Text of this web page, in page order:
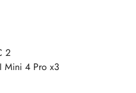
2
Mini 4 Pro x3